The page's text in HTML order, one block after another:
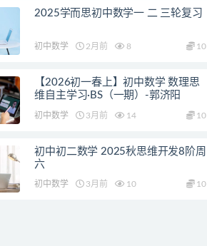
2025学而思初中数学一 二 三轮复习
初中数学 2月前 8 10
【2026初一春上】初中数学 数理思
维自主学习·BS（一期）-郭济阳
初中数学 3月前 14 10
初中初二数学 2025秋思维开发8阶周
六
初中数学 3月前 10 10